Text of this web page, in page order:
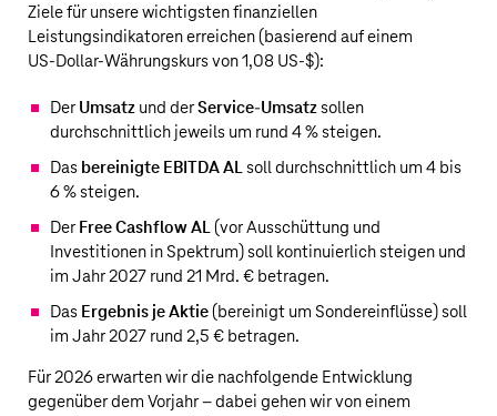
Ziele für unsere wichtigsten finanziellen
Leistungsindikatoren erreichen (basierend auf einem
US‑Dollar-Währungskurs von 1,08 US‑$):
Der Umsatz und derService-Umsatzsollen
durchschnittlich jeweils um rund 4 % steigen.
Das bereinigte EBITDA ALsoll durchschnittlich um 4 bis
6 % steigen.
Der Free Cashflow AL(vor Ausschüttung und
Investitionen in Spektrum) soll kontinuierlich steigen und
im Jahr 2027 rund 21 Mrd. € betragen.
Das Ergebnis je Aktie(bereinigt um Sondereinflüsse) soll
im Jahr 2027 rund 2,5 € betragen.
Für 2026 erwarten wir die nachfolgende Entwicklung
gegenüber dem Vorjahr – dabei gehen wir von einem